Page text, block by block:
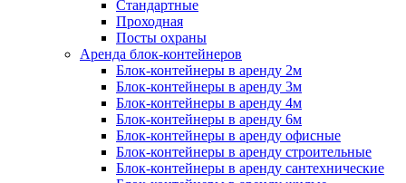
Стандартные
Проходная
Посты охраны
Аренда блок-контейнеров
Блок-контейнеры в аренду 2м
Блок-контейнеры в аренду 3м
Блок-контейнеры в аренду 4м
Блок-контейнеры в аренду 6м
Блок-контейнеры в аренду офисные
Блок-контейнеры в аренду строительные
Блок-контейнеры в аренду сантехнические